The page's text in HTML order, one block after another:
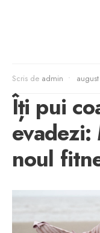
Scris de admin •
Îți pui
noul